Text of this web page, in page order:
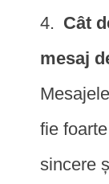
Cât
mesaj
fie
sincere